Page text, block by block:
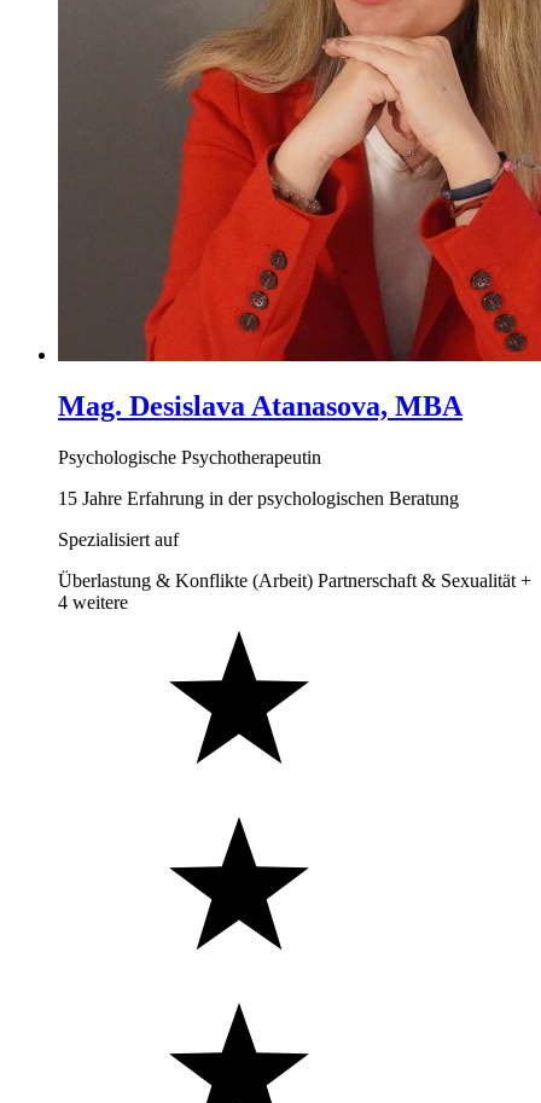
Mag. Desislava Atanasova, MBA
Psychologische Psychotherapeutin
15 Jahre Erfahrung in der psychologischen Beratung
Spezialisiert auf
Überlastung & Konflikte (Arbeit) Partnerschaft & Sexualität +
4 weitere